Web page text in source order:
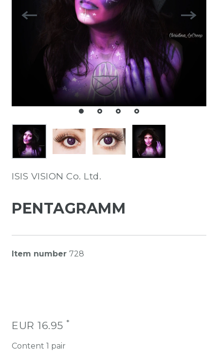
ISIS VISION Co. Ltd.
PENTAGRAMM
Item number 728
EUR 16.95 *
Content 1 pair